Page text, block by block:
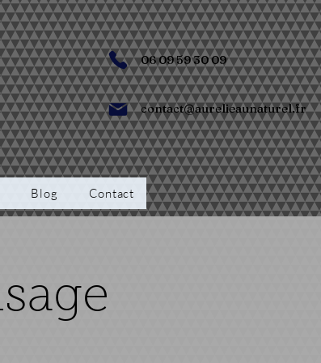
06 09 59 30 09
contact@aurelieaunaturel.fr
Blog Contact